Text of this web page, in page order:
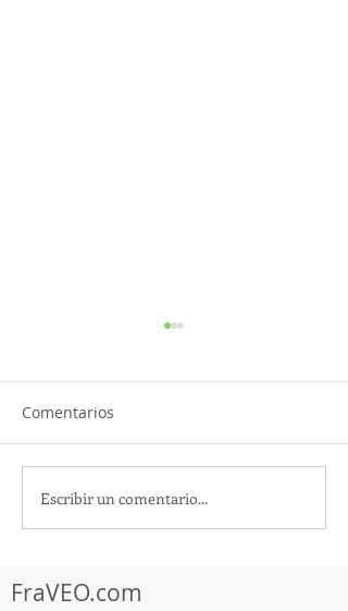
TourTravelynByFraveo
participó en la
Comentarios
Escribir un comentario...
FraVEO.com